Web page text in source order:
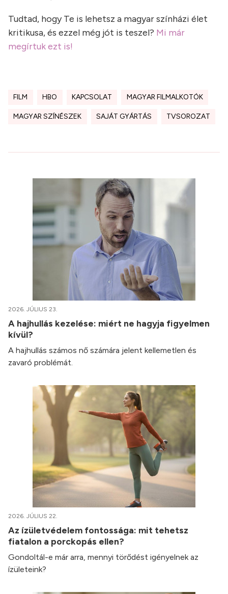
Tudtad, hogy Te is lehetsz a magyar színházi élet
kritikusa, és ezzel még jót is teszel? Mi már
megírtuk ezt is!
FILM HBO KAPCSOLAT MAGYAR FILMALKOTÓK
MAGYAR SZÍNÉSZEK SAJÁT GYÁRTÁS TVSOROZAT
2026. JÚLIUS 23.
A hajhullás kezelése: miért ne hagyja figyelmen
kívül?
A hajhullás számos nő számára jelent kellemetlen és
zavaró problémát.
2026. JÚLIUS 22.
Az ízületvédelem fontossága: mit tehetsz
fiatalon a porckopás ellen?
Gondoltál-e már arra, mennyi törődést igényelnek az
ízületeink?